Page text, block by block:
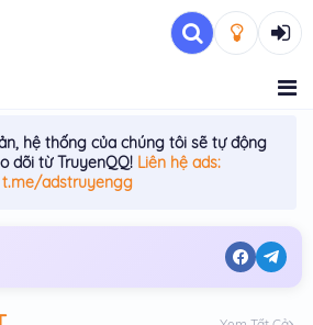
hệ thống của chúng tôi sẽ tự động
dõi từ TruyenQQ! Liên hệ ads:
t.me/adstruyengg